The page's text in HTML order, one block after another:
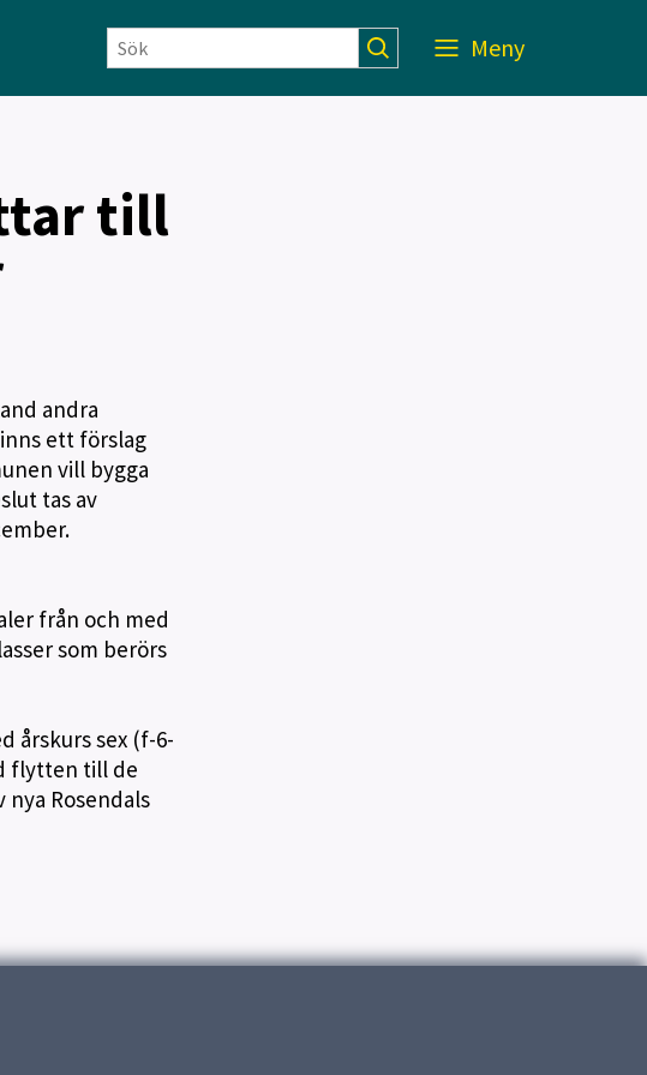
Meny
till
andra
ett förslag
vill bygga
tas av
från och med
som berörs
årskurs sex (f-6-
flytten till de
nya Rosendals